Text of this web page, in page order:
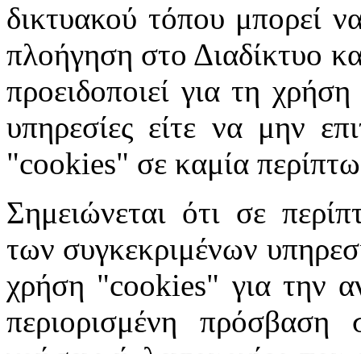
δικτυακού τόπου μπορεί
πλοήγηση στο Διαδίκτυο
προειδοποιεί για τη
υπηρεσίες είτε να μην
"cookies" σε καμία
Σημειώνεται ότι σε
των συγκεκριμένων
χρήση "cookies" για την
περιορισμένη πρόσβαση